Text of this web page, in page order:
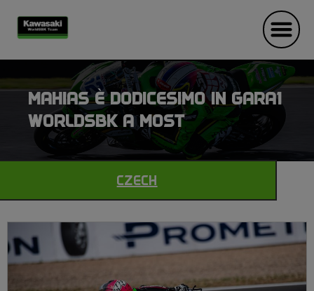
MAHIAS È DODICESIMO IN GARA1
WORLDSBK A MOST
CZECH